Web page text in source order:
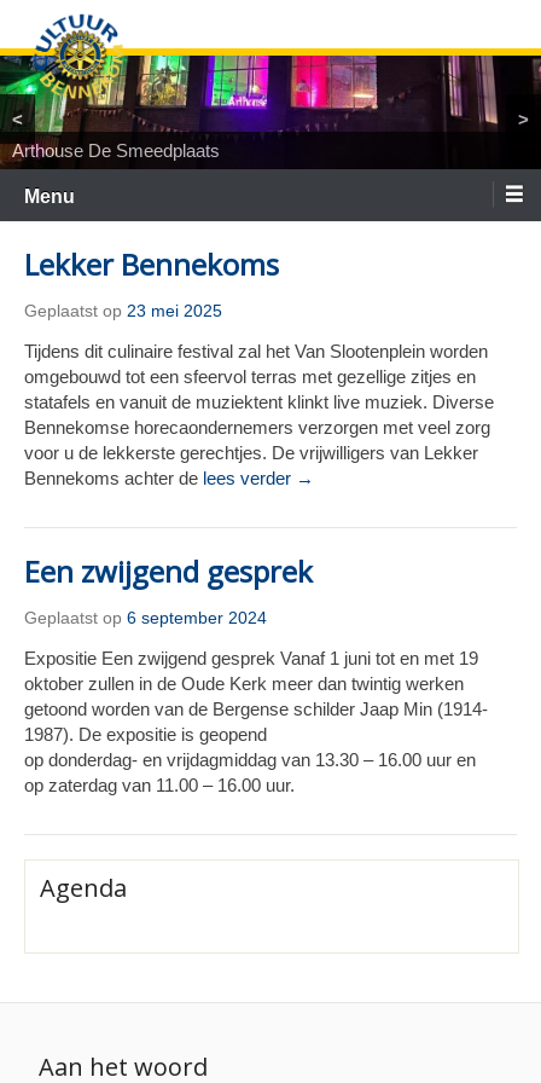
de
inhoud
Arthouse De Smeedplaats
Locatietheater ArtEZ
TiNaNiNaNi
Woest&Bijster
Tineke Roseboom en Peter Bouter
Spelgroep Bennekom. En toen waren er nul
< >
Menu
Lekker Bennekoms
Geplaatst op 23 mei 2025
Tijdens dit culinaire festival zal het Van Slootenplein worden
omgebouwd tot een sfeervol terras met gezellige zitjes en
statafels en vanuit de muziektent klinkt live muziek. Diverse
Bennekomse horecaondernemers verzorgen met veel zorg
voor u de lekkerste gerechtjes. De vrijwilligers van Lekker
Bennekoms achter de lees verder →
Een zwijgend gesprek
Geplaatst op 6 september 2024
Expositie Een zwijgend gesprek Vanaf 1 juni tot en met 19
oktober zullen in de Oude Kerk meer dan twintig werken
getoond worden van de Bergense schilder Jaap Min (1914-
1987). De expositie is geopend
op donderdag- en vrijdagmiddag van 13.30 – 16.00 uur en
op zaterdag van 11.00 – 16.00 uur.
Agenda
Aan het woord